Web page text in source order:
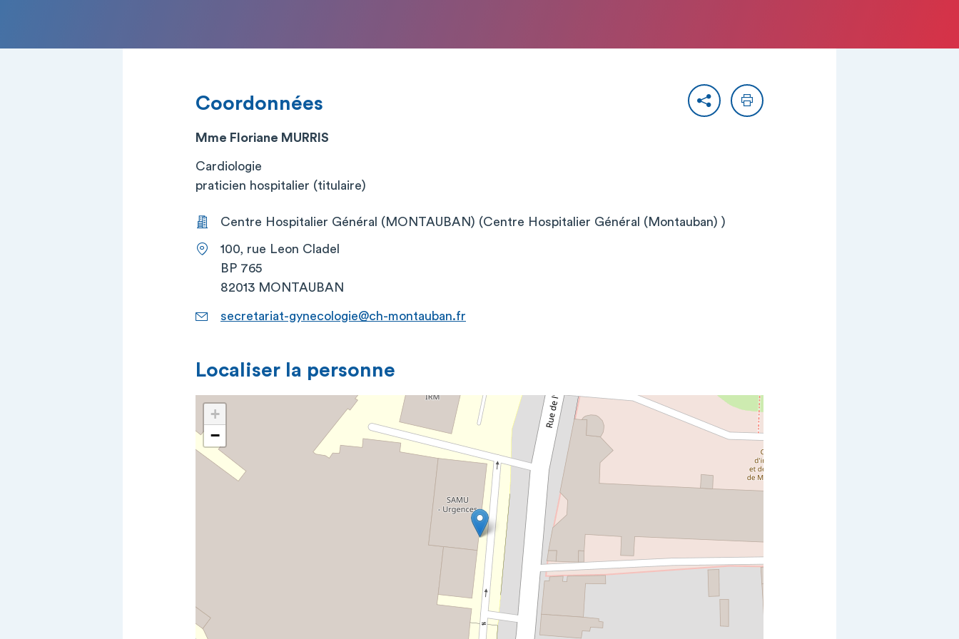
PartagerImprimer
Coordonnées
Mme Floriane MURRIS
Cardiologie
praticien hospitalier (titulaire)
Centre Hospitalier Général (MONTAUBAN) (Centre Hospitalier Général (Montauban) )
100, rue Leon Cladel
BP 765
82013 MONTAUBAN
secretariat-gynecologie@ch-montauban.fr
Localiser la personne
+
−